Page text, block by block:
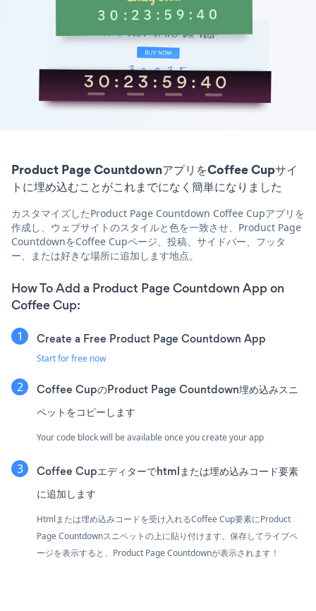
Product Page CountdownアプリをCoffee Cupサイ
トに埋め込むことがこれまでになく簡単になりました
カスタマイズしたProduct Page Countdown Coffee Cupアプリを
作成し、ウェブサイトのスタイルと色を一致させ、Product Page
CountdownをCoffee Cupページ、投稿、サイドバー、フッタ
ー、または好きな場所に追加します地点。
How To Add a Product Page Countdown App on
Coffee Cup:
Create a Free Product Page Countdown App
Start for free now
Coffee CupのProduct Page Countdown埋め込みスニ
ペットをコピーします
Your code block will be available once you create your app
Coffee Cupエディターでhtmlまたは埋め込みコード要素
に追加します
Htmlまたは埋め込みコードを受け入れるCoffee Cup要素にProduct
Page Countdownスニペットの上に貼り付けます。保存してライブペ
ージを表示すると、Product Page Countdownが表示されます！